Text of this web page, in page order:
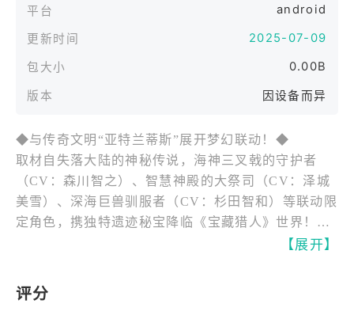
平台
android
更新时间 2025-07-09
包大小 0.00B
版本 因设备而异
◆与传奇文明“亚特兰蒂斯”展开梦幻联动！◆
取材自失落大陆的神秘传说，海神三叉戟的守护者
（CV：森川智之）、智慧神殿的大祭司（CV：泽城
美雪）、深海巨兽驯服者（CV：杉田智和）等联动限
定角色，携独特遗迹秘宝降临《宝藏猎人》世界！完
成联动探索任务，即可获得传奇探险家“亚特兰蒂斯后
动期间：7月10日10:00 - 8月5日09:59
◆全球探险家集结，突破800万！◆
【展开】
评分